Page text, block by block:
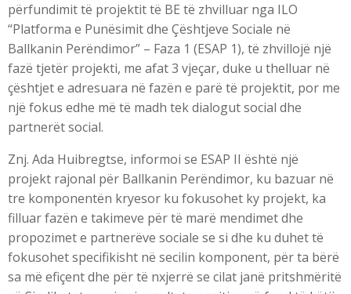
përfundimit të projektit të BE të zhvilluar nga ILO
“Platforma e Punësimit dhe Çështjeve Sociale në
Ballkanin Perëndimor” – Faza 1 (ESAP 1), të zhvillojë një
fazë tjetër projekti, me afat 3 vjeçar, duke u thelluar në
çështjet e adresuara në fazën e parë të projektit, por me
një fokus edhe më të madh tek dialogut social dhe
partnerët social.
Znj. Ada Huibregtse, informoi se ESAP II është një
projekt rajonal për Ballkanin Perëndimor, ku bazuar në
tre komponentën kryesor ku fokusohet ky projekt, ka
filluar fazën e takimeve për të marë mendimet dhe
propozimet e partnerëve sociale se si dhe ku duhet të
fokusohet specifikisht në secilin komponent, për ta bërë
sa më efiçent dhe për të nxjerrë se cilat janë pritshmëritë